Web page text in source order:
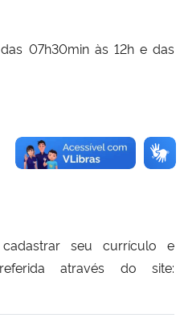
07h30min às 12h e das
cadastrar seu currículo e
através do site: